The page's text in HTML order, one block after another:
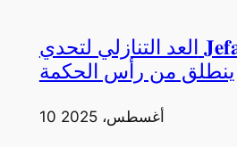
العد التنازلي لتحدي 𝐉𝐞𝐟𝐚𝐢𝐫𝐚 𝟒𝐱𝟒
ينطلق من رأس الحكمة
10 أغسطس، 2025